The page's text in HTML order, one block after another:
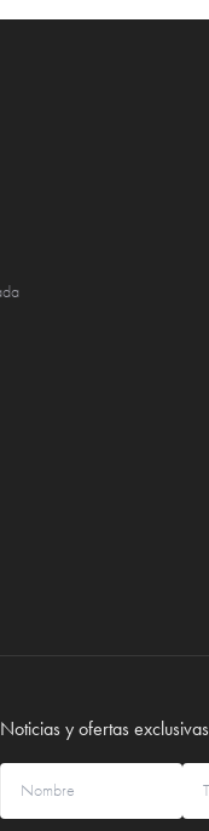
Noticias y ofertas exclusivas